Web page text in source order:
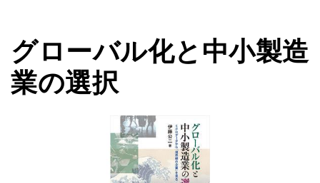
グローバル化と中小製造
業の選択